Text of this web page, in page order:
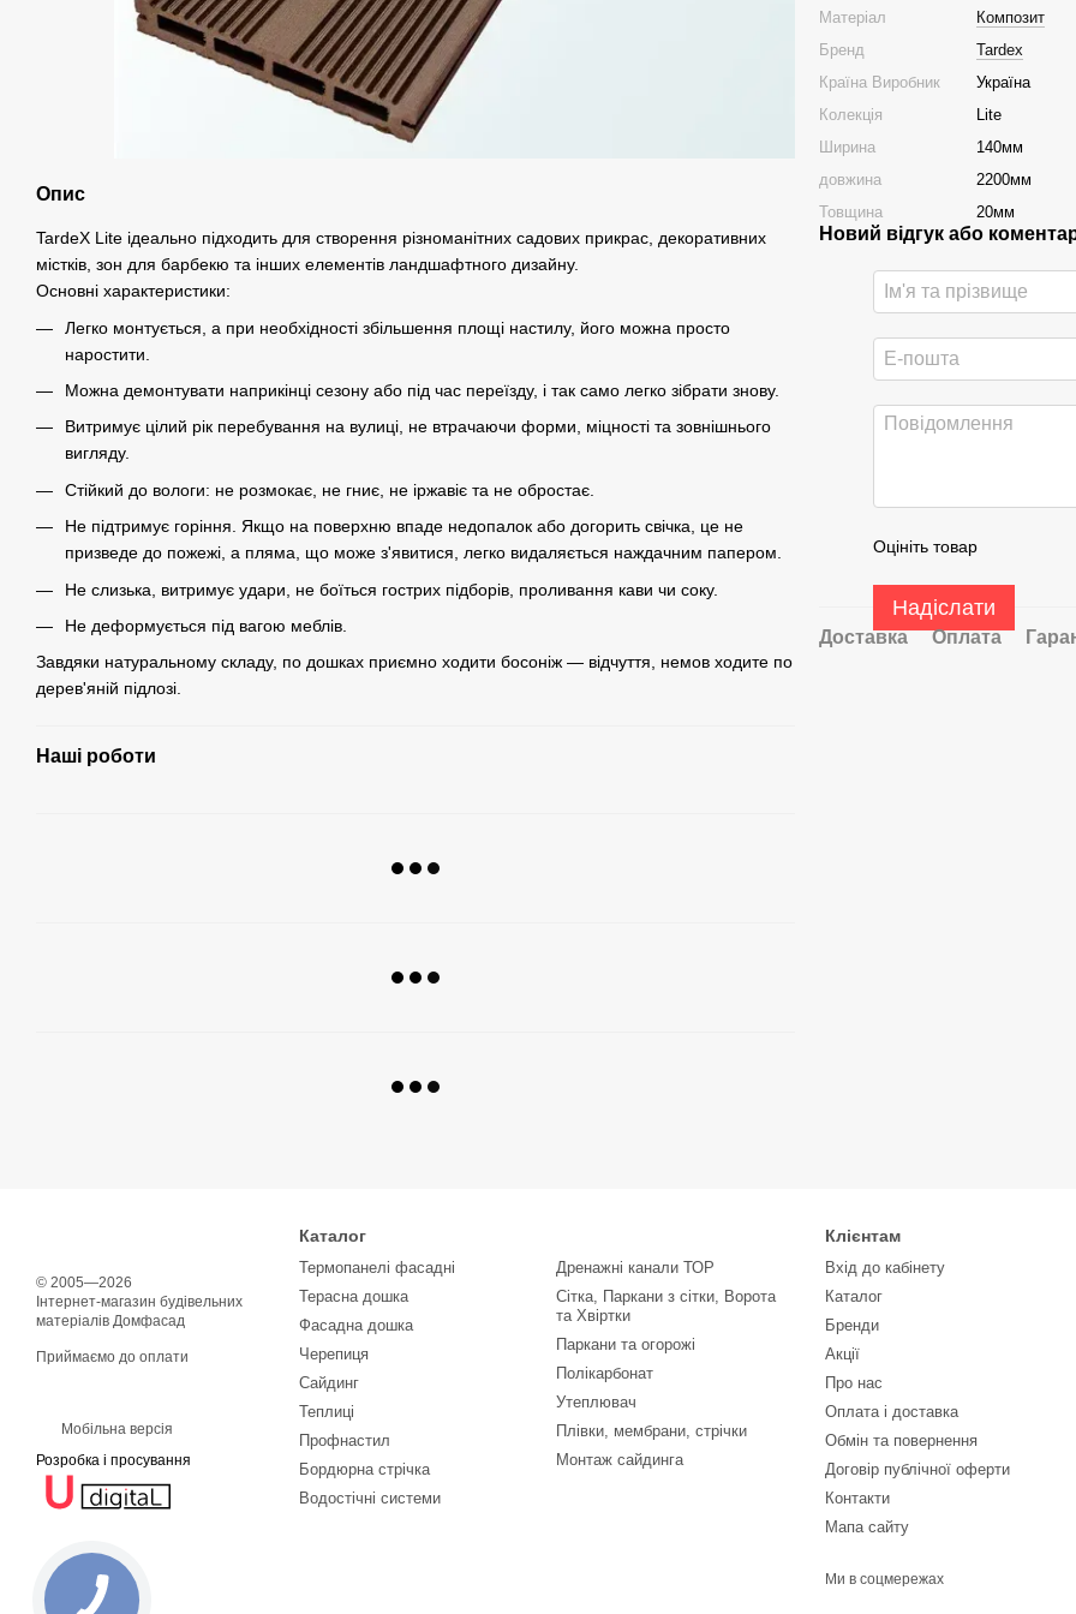
Опис
TardeX Lite ідеально підходить для створення різноманітних садових прикрас, декоративних
містків, зон для барбекю та інших елементів ландшафтного дизайну.
Основні характеристики:
Легко монтується, а при необхідності збільшення площі настилу, його можна просто
наростити.
Можна демонтувати наприкінці сезону або під час переїзду, і так само легко зібрати знову.
Витримує цілий рік перебування на вулиці, не втрачаючи форми, міцності та зовнішнього
вигляду.
Стійкий до вологи: не розмокає, не гниє, не іржавіє та не обростає.
Не підтримує горіння. Якщо на поверхню впаде недопалок або догорить свічка, це не
призведе до пожежі, а пляма, що може з'явитися, легко видаляється наждачним папером.
Не слизька, витримує удари, не боїться гострих підборів, проливання кави чи соку.
Не деформується під вагою меблів.
Завдяки натуральному складу, по дошках приємно ходити босоніж — відчуття, немов ходите по
дерев'яній підлозі.
Наші роботи
Матеріал
Композит
Бренд
Tardex
Країна Виробник
Україна
Колекція
Lite
Ширина
140мм
довжина
2200мм
Товщина
20мм
Новий відгук або
Оцініть товар
Надіслати
Доставка Оплата
© 2005—2026
Інтернет-магазин будівельних
матеріалів Домфасад
Приймаємо до оплати
Мобільна версія
Розробка і просування
Каталог
Термопанелі фасадні
Терасна дошка
Фасадна дошка
Черепиця
Сайдинг
Теплиці
Профнастил
Бордюрна стрічка
Водостічні системи
Дренажні канали ТОР
Сітка, Паркани з сітки, Ворота
та Хвіртки
Паркани та огорожі
Полікарбонат
Утеплювач
Плівки, мембрани, стрічки
Монтаж сайдинга
Клієнтам
Вхід до кабінету
Каталог
Бренди
Акції
Про нас
Оплата і доставка
Обмін та повернення
Договір публічної оферти
Контакти
Мапа сайту
Ми в соцмережах